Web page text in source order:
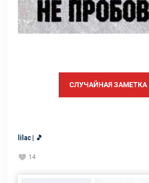
СЛУЧАЙНАЯ ЗАМЕТКА
lilac | 🎵
14